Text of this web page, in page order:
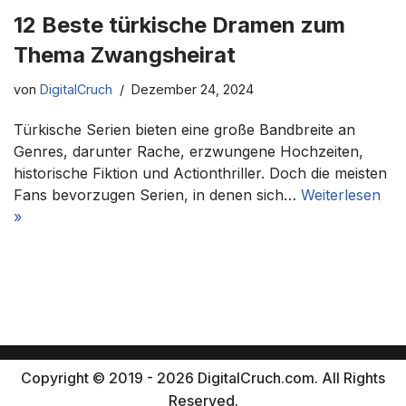
12 Beste türkische Dramen zum
Thema Zwangsheirat
von DigitalCruch Dezember 24, 2024
Türkische Serien bieten eine große Bandbreite an
Genres, darunter Rache, erzwungene Hochzeiten,
historische Fiktion und Actionthriller. Doch die meisten
Fans bevorzugen Serien, in denen sich… Weiterlesen
»
Copyright © 2019 - 2026 DigitalCruch.com. All Rights
Reserved.